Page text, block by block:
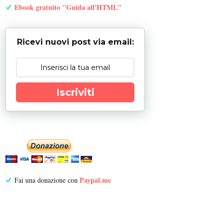
Ebook gratuito "Guida all'HTML"
Ricevi nuovi post via email:
Iscriviti
Fai una donazione con Paypal.me